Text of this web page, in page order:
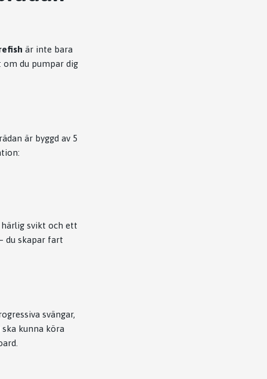
är inte bara
du pumpar dig
är byggd av 5
svikt och ett
du skapar fart
svängar,
ska kunna köra